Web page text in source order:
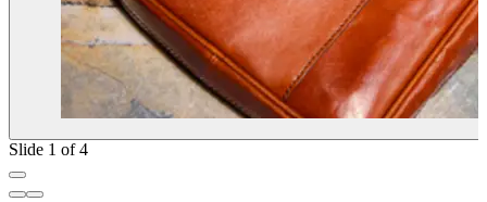
Slide 1 of 4